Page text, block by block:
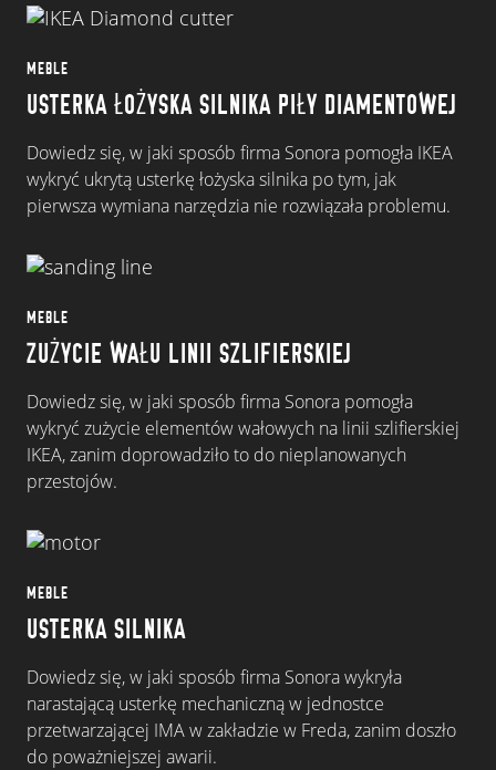
MEBLE
USTERKA ŁOŻYSKA SILNIKA PIŁY DIAMENTOWEJ
Dowiedz się, w jaki sposób firma Sonora pomogła IKEA
wykryć ukrytą usterkę łożyska silnika po tym, jak
pierwsza wymiana narzędzia nie rozwiązała problemu.
MEBLE
ZUŻYCIE WAŁU LINII SZLIFIERSKIEJ
Dowiedz się, w jaki sposób firma Sonora pomogła
wykryć zużycie elementów wałowych na linii szlifierskiej
IKEA, zanim doprowadziło to do nieplanowanych
przestojów.
MEBLE
USTERKA SILNIKA
Dowiedz się, w jaki sposób firma Sonora wykryła
narastającą usterkę mechaniczną w jednostce
przetwarzającej IMA w zakładzie w Freda, zanim doszło
do poważniejszej awarii.